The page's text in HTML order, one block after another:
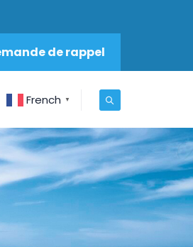
de rappel
French ▼